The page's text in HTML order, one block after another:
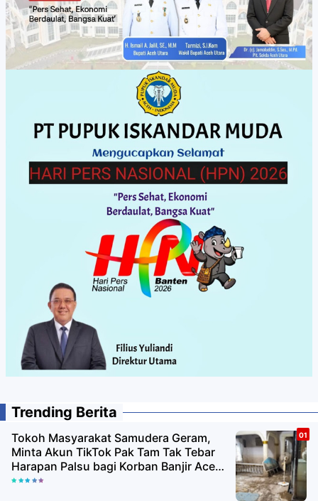
Trending Berita
Tokoh Masyarakat Samudera Geram,
Minta Akun TikTok Pak Tam Tak Tebar
Harapan Palsu bagi Korban Banjir Aceh
Utara